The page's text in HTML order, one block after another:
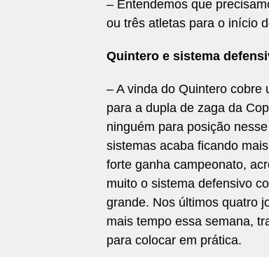
– Entendemos que
ou três atletas para o início
Quintero e sistema
– A vinda do Quintero cobre
para a dupla de zaga da
ninguém para posição
sistemas acaba ficando
forte ganha campeonato,
muito o sistema defensivo
grande. Nos últimos quatro
mais tempo essa semana,
para colocar em prática.